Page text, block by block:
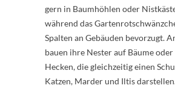
gern in Baumhöhlen oder
während das
Spalten an Gebäuden bevorzugt.
bauen ihre Nester auf Bäume
Hecken, die gleichzeitig einen
Katzen, Marder und Iltis